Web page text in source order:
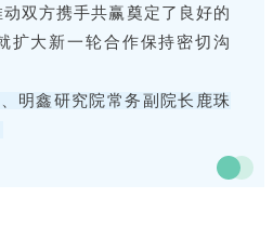
双方携手共赢奠定了良好的
扩大新一轮合作保持密切沟
明鑫研究院常务副院长鹿珠